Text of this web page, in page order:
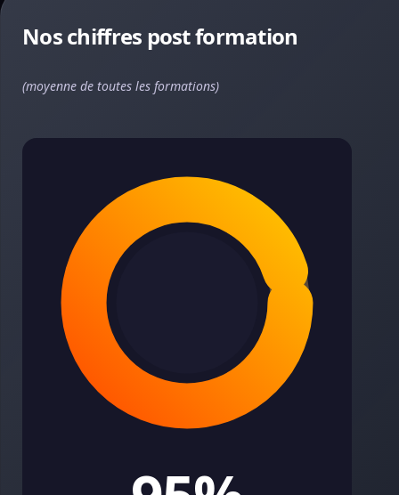
Nos chiffres post formation
(moyenne de toutes les formations)